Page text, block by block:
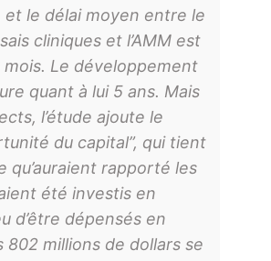
et le délai moyen entre le
cliniques et l’AMM est
mois. Le développement
quant à lui 5 ans. Mais
l’étude ajoute le
du capital”, qui tient
qu’auraient rapporté les
été investis en
d’être dépensés en
802 millions de dollars se